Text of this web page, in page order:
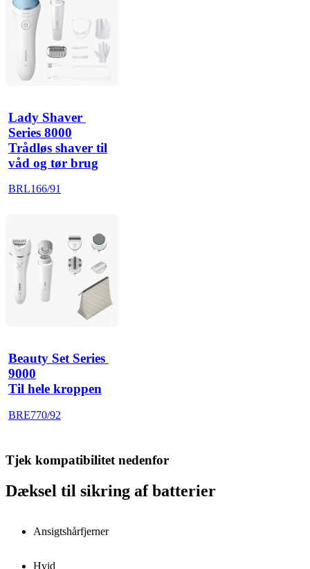
Lady Shaver
Series 8000
Trådløs shaver til
våd og tør brug
BRL166/91
Beauty Set Series
9000
Til hele kroppen
BRE770/92
Tjek kompatibilitet nedenfor
Dæksel til sikring af batterier
Ansigtshårfjerner
Hvid